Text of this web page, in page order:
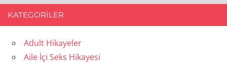
KATEGORILER
Adult Hikayeler
Aile İçi Seks Hikayesi